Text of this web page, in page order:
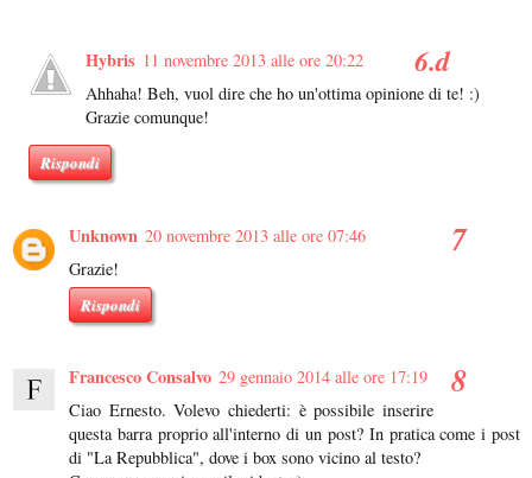
Hybris 11 novembre 2013 alle ore 20:22
Ahhaha! Beh, vuol dire che ho un'ottima opinione di te! :)
Grazie comunque!
Rispondi
Unknown 20 novembre 2013 alle ore 07:46
Grazie!
Rispondi
Francesco Consalvo 29 gennaio 2014 alle ore 17:19
Ciao Ernesto. Volevo chiederti: è possibile inserire
questa barra proprio all'interno di un post? In pratica come i post
di "La Repubblica", dove i box sono vicino al testo?